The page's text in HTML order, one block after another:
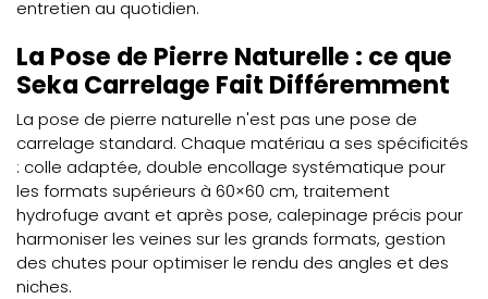
entretien au quotidien.
La Pose de Pierre Naturelle : ce que
Seka Carrelage Fait Différemment
La pose de pierre naturelle n'est pas une pose de
carrelage standard. Chaque matériau a ses spécificités
: colle adaptée, double encollage systématique pour
les formats supérieurs à 60×60 cm, traitement
hydrofuge avant et après pose, calepinage précis pour
harmoniser les veines sur les grands formats, gestion
des chutes pour optimiser le rendu des angles et des
niches.